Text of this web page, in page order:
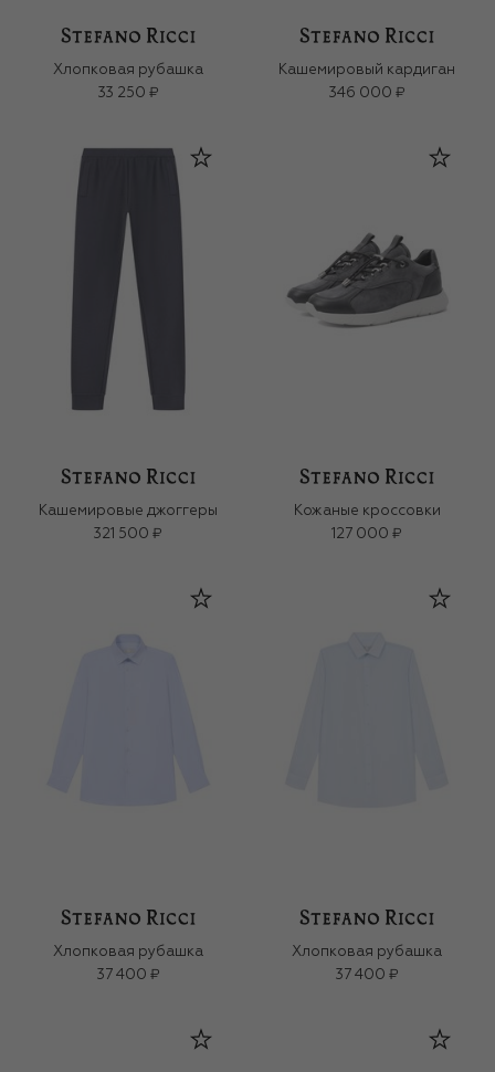
Хлопковая рубашка
33 250 ₽
Кашемировый кардиган
346 000 ₽
Кашемировые джоггеры
321 500 ₽
Кожаные кроссовки
127 000 ₽
Хлопковая рубашка
37 400 ₽
Хлопковая рубашка
37 400 ₽